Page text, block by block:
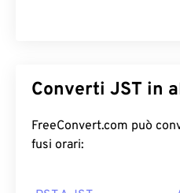
Converti JST in
FreeConvert.com può
fusi orari: